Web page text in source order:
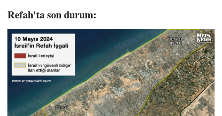
Refah'ta son durum: